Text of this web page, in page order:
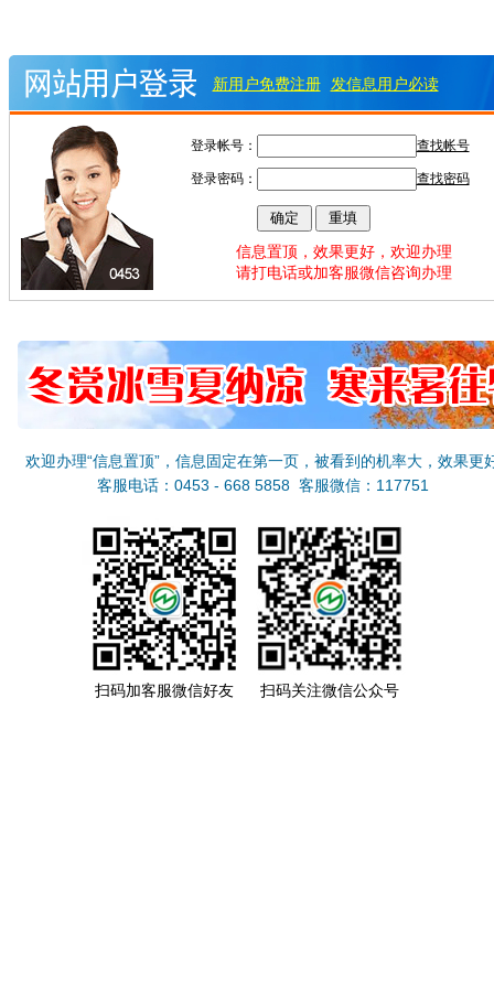
新用户免费注册 发信息用户必读
登录帐号： 查找帐号
登录密码： 查找密码
信息置顶，效果更好，欢迎办理
请打电话或加客服微信咨询办理
欢迎办理“信息置顶”，信息固定在第一页，被看到的机率大，效果更
客服电话：0453 - 668 5858 客服微信：117751
扫码加客服微信好友 扫码关注微信公众号